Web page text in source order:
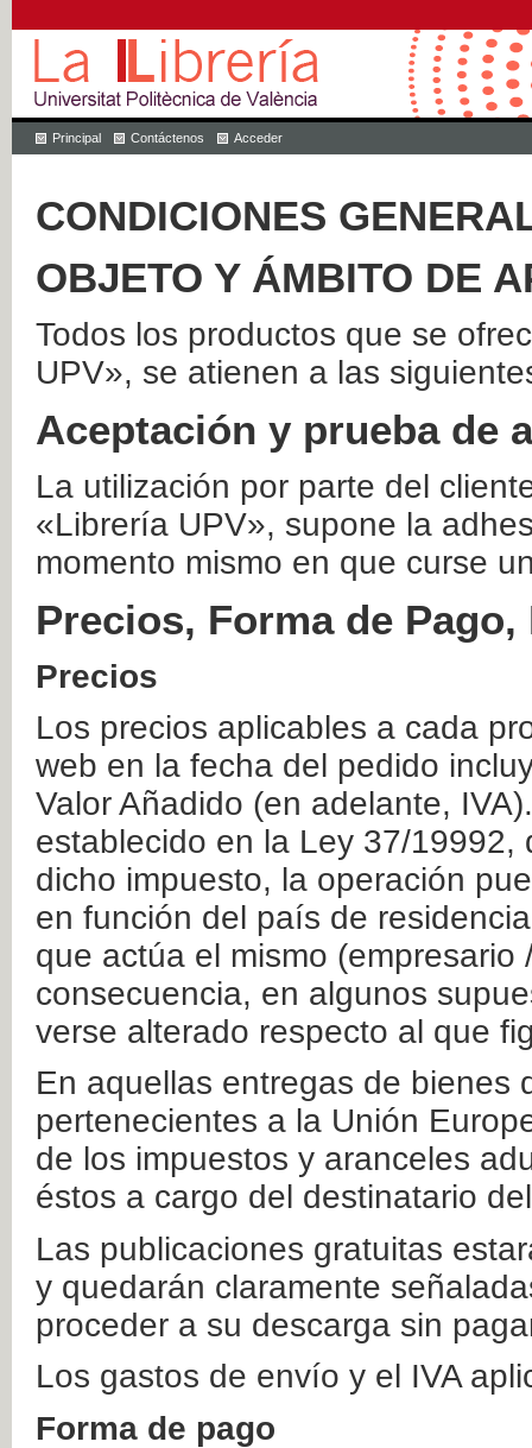
Principal Contáctenos Acceder
CONDICIONES
OBJETO Y ÁMBITO DE
Todos los productos que se
UPV», se atienen a las
Aceptación y prueba de
La utilización por parte del
«Librería UPV», supone la
momento mismo en que curse
Precios, Forma de
Precios
Los precios aplicables a cada
web en la fecha del pedido
Valor Añadido (en adelante,
establecido en la Ley 37/
dicho impuesto, la operación
en función del país de
que actúa el mismo
consecuencia, en algunos
verse alterado respecto al que
En aquellas entregas de bienes
pertenecientes a la Unión
de los impuestos y aranceles
éstos a cargo del destinatario
Las publicaciones gratuitas
y quedarán claramente
proceder a su descarga sin
Los gastos de envío y el IVA
Forma de pago